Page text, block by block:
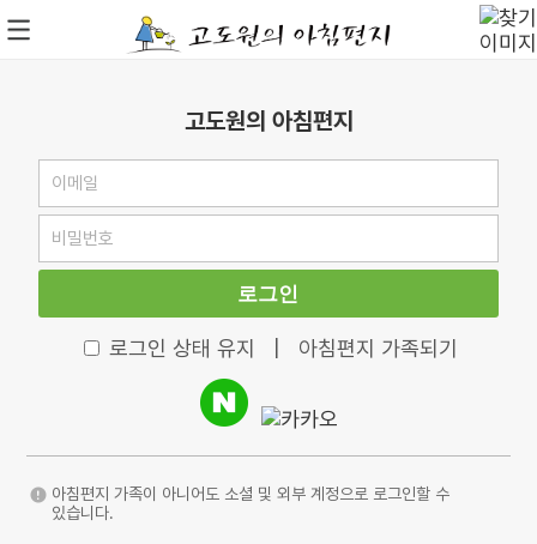
고도원의 아침편지
로그인
로그인 상태 유지 아침편지 가족되기
아침편지 가족이 아니어도 소셜 및 외부 계정으로 로그인할 수
있습니다.